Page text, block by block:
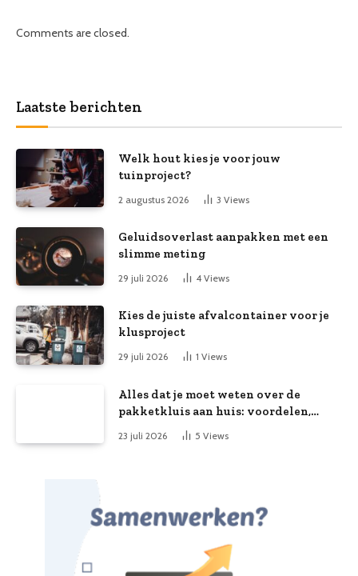
Comments are closed.
Laatste berichten
Welk hout kies je voor jouw
tuinproject?
2 augustus 2026 3 Views
Geluidsoverlast aanpakken met een
slimme meting
29 juli 2026 4 Views
Kies de juiste afvalcontainer voor je
klusproject
29 juli 2026 1 Views
Alles dat je moet weten over de
pakketkluis aan huis: voordelen,
kooptips en belang
23 juli 2026 5 Views